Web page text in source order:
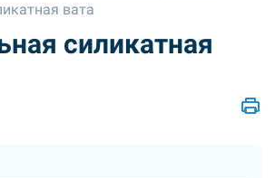
вата
силикатная